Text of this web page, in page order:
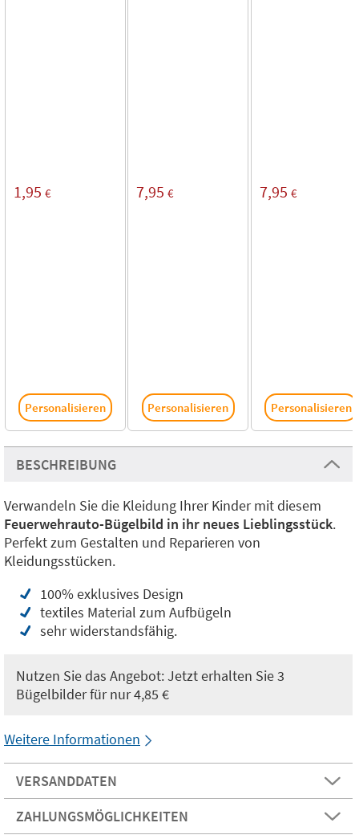
1,95 €
Personalisieren
7,95 €
Personalisieren
7,95 €
Personalisieren
BESCHREIBUNG
Verwandeln Sie die Kleidung Ihrer Kinder mit diesem
Feuerwehrauto-Bügelbild in ihr neues Lieblingsstück.
Perfekt zum Gestalten und Reparieren von
Kleidungsstücken.
100% exklusives Design
textiles Material zum Aufbügeln
sehr widerstandsfähig.
Nutzen Sie das Angebot: Jetzt erhalten Sie 3
Bügelbilder für nur 4,85 €
Weitere Informationen
VERSANDDATEN
ZAHLUNGSMÖGLICHKEITEN